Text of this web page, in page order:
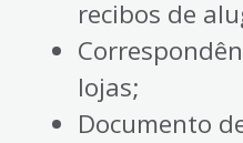
recibos de
lojas;
Documento